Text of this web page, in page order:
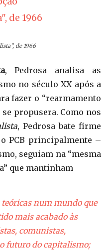
de 1966
, Pedrosa analisa as
no século XX após a
fazer o “rearmamento
propusera. Como nos
, Pedrosa bate firme
PCB principalmente –
seguiam na “mesma
que mantinham
num mundo que
mais acabado às
comunistas,
futuro do capitalismo;